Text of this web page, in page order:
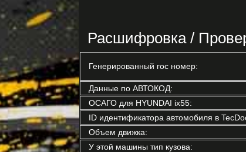
Расшифровка /
Генерированный гос номер:
Данные по АВТОКОД:
ОСАГО для HYUNDAI ix55:
ID идентификатора автомобиля в
Объем движка:
У этой машины тип кузова: